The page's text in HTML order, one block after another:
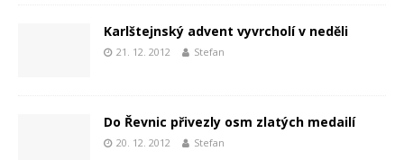
Karlštejnský advent vyvrcholí v neděli
21. 12. 2012 Stefan
Do Řevnic přivezly osm zlatých medailí
20. 12. 2012 Stefan